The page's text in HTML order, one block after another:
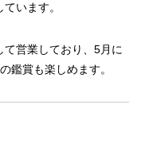
います。
営業しており、5月に
鑑賞も楽しめます。